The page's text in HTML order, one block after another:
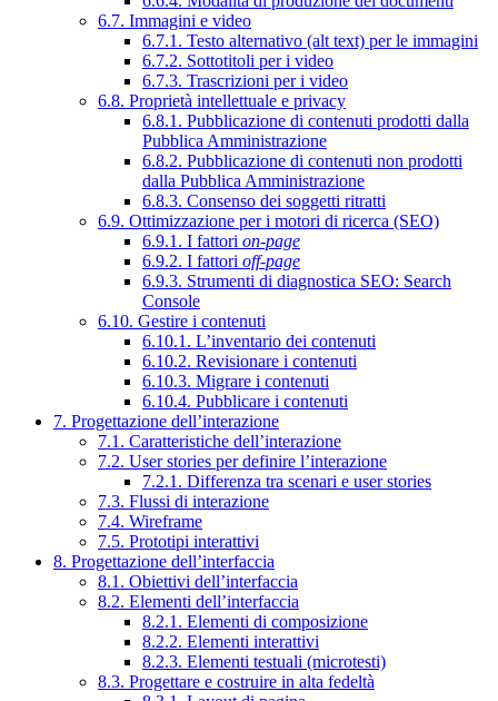
6.7. Immagini e video
6.7.1. Testo alternativo (alt text) per le immagini
6.7.2. Sottotitoli per i video
6.7.3. Trascrizioni per i video
6.8. Proprietà intellettuale e privacy
6.8.1. Pubblicazione di contenuti prodotti dalla
Pubblica Amministrazione
6.8.2. Pubblicazione di contenuti non prodotti
dalla Pubblica Amministrazione
6.8.3. Consenso dei soggetti ritratti
6.9. Ottimizzazione per i motori di ricerca (SEO)
6.9.1. I fattori on-page
6.9.2. I fattori off-page
6.9.3. Strumenti di diagnostica SEO: Search
Console
6.10. Gestire i contenuti
6.10.1. L’inventario dei contenuti
6.10.2. Revisionare i contenuti
6.10.3. Migrare i contenuti
6.10.4. Pubblicare i contenuti
7. Progettazione dell’interazione
7.1. Caratteristiche dell’interazione
7.2. User stories per definire l’interazione
7.2.1. Differenza tra scenari e user stories
7.3. Flussi di interazione
7.4. Wireframe
7.5. Prototipi interattivi
8. Progettazione dell’interfaccia
8.1. Obiettivi dell’interfaccia
8.2. Elementi dell’interfaccia
8.2.1. Elementi di composizione
8.2.2. Elementi interattivi
8.2.3. Elementi testuali (microtesti)
8.3. Progettare e costruire in alta fedeltà